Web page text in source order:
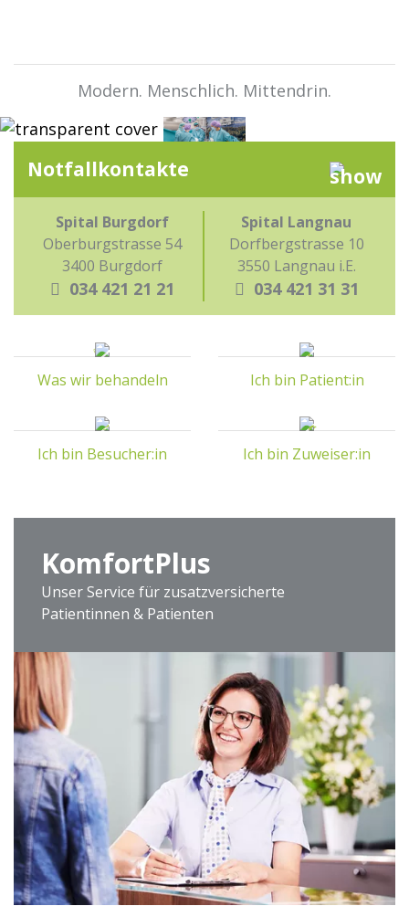
Modern. Menschlich. Mittendrin.
Notfall­kontakte
Spital Burgdorf
Oberburgstrasse 54
3400 Burgdorf
034 421 21 21
Spital Langnau
Dorfbergstrasse 10
3550 Langnau i.E.
034 421 31 31
Was wir behandeln Ich bin Patient:in
Ich bin Besucher:in Ich bin Zuweiser:in
KomfortPlus
Unser Service für zusatzversicherte
Patientinnen & Patienten